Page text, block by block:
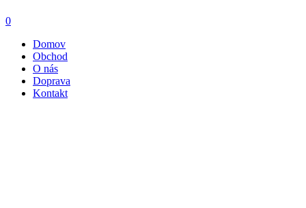
0
Domov
Obchod
O nás
Doprava
Kontakt